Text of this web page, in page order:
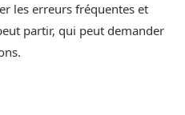
les erreurs fréquentes et
partir, qui peut demander